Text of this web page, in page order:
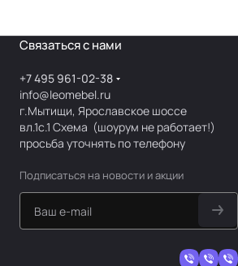
Связаться с нами
+7 495 961-02-38
info@leomebel.ru
г.Мытищи, Ярославское шоссе
вл.1с.1Схема (шоурум не работает!)
просьба уточнять по телефону
Подписаться на новости и акции